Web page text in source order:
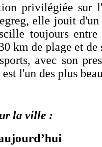
privilégiée sur
elle jouit
toujours
km de plage et de
avec son
l'un des plus
la ville :